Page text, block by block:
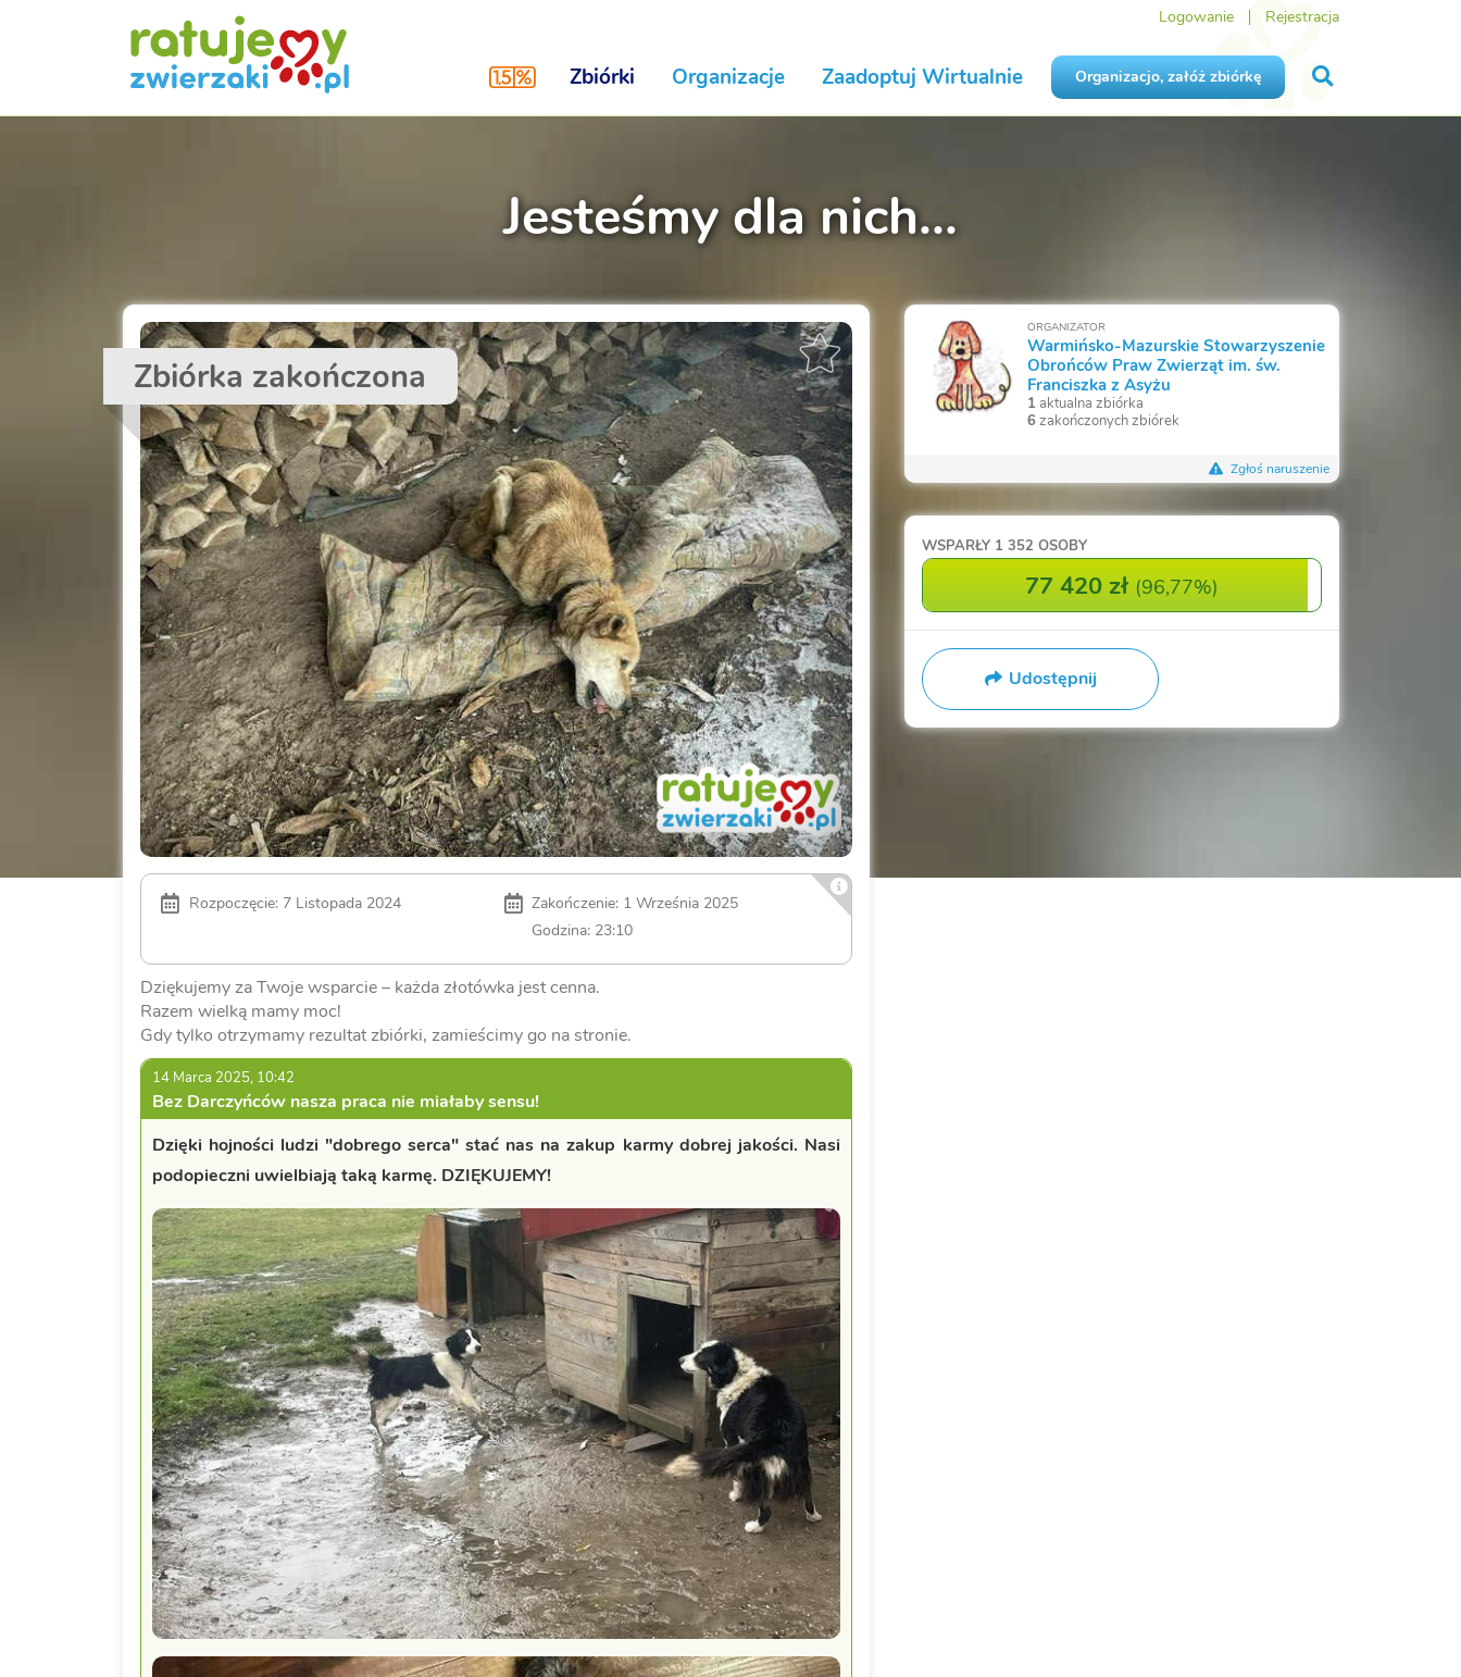
Logowanie Rejestracja
Zbiórki Organizacje Zaadoptuj Wirtualnie Organizacjo, załóż zbiórkę
Jesteśmy dla nich...
Zbiórka zakończona
Rozpoczęcie: 7 Listopada 2024
Zakończenie: 1 Września 2025
Godzina: 23:10
Dziękujemy za Twoje wsparcie – każda złotówka jest cenna.
Razem wielką mamy moc!
Gdy tylko otrzymamy rezultat zbiórki, zamieścimy go na stronie.
14 Marca 2025, 10:42
Bez Darczyńców nasza praca nie miałaby sensu!
Dzięki hojności ludzi "dobrego serca" stać nas na zakup karmy dobrej jakości. Nasi
podopieczni uwielbiają taką karmę. DZIĘKUJEMY!
ORGANIZATOR
Warmińsko-Mazurskie Stowarzyszenie
Obrońców Praw Zwierząt im. św.
Franciszka z Asyżu
1aktualna zbiórka
6zakończonych zbiórek
Zgłoś naruszenie
WSPARŁY 1 352 OSOBY
77 420 zł (96,77%)
Udostępnij